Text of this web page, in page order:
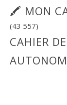
🖍 MON
(43 557)
CAHIER